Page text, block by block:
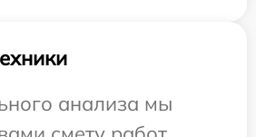
анализа мы